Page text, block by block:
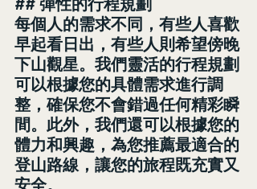
每個人的需求不同，有些人喜歡
早起看日出，有些人則希望傍晚
下山觀星。我們靈活的行程規劃
可以根據您的具體需求進行調
整，確保您不會錯過任何精彩瞬
間。此外，我們還可以根據您的
體力和興趣，為您推薦最適合的
登山路線，讓您的旅程既充實又
安全。